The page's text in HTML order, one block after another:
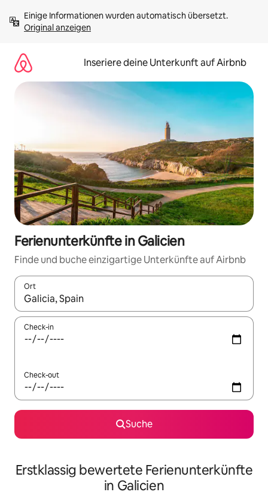
Inhalten
springenOriginal anzeigen
Inseriere deine Unterkunft auf Airbnb
Ferienunterkünfte in Galicien
Finde und buche einzigartige Unterkünfte auf Airbnb
Ort
Wenn Ergebnisse verfügbar sind, navigiere mit den
Check-in
Check-out
Suche
Erstklassig bewertete Ferienunterkünfte
in Galicien